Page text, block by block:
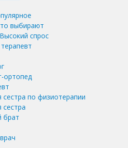
выбирают
Высокий спрос
ортопед
сестра по физиотерапии
сестра
брат